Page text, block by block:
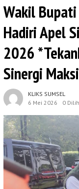
Wakil Bupati
Hadiri Apel
2026
Sinergi
KLIKS SUMSEL
6 Mei 2026
0